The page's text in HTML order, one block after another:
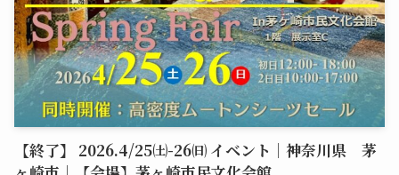
【終了】 2026.4/25㈯-26㈰ イベント｜神奈川県 茅